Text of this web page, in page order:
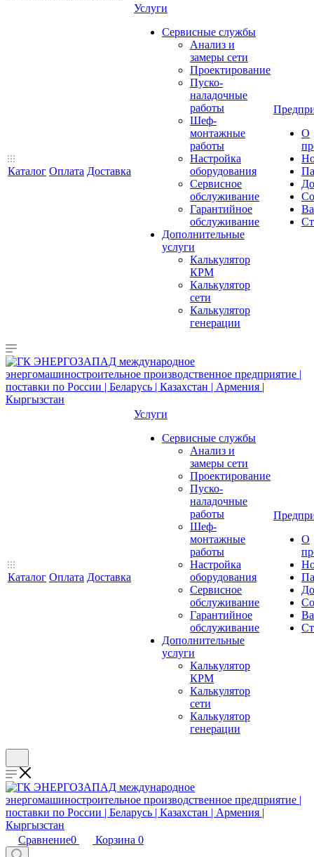
Каталог Оплата Доставка
Услуги
Сервисные службы
Анализ и
замеры сети
Проектирование
Пуско-
наладочные
работы
Шеф-
монтажные
работы
Настройка
оборудования
Сервисное
обслуживание
Гарантийное
обслуживание
Дополнительные
услуги
Калькулятор
КРМ
Калькулятор
сети
Калькулятор
генерации
О
Каталог Оплата Доставка
Услуги
Сервисные службы
Анализ и
замеры сети
Проектирование
Пуско-
наладочные
работы
Шеф-
монтажные
работы
Настройка
оборудования
Сервисное
обслуживание
Гарантийное
обслуживание
Дополнительные
услуги
Калькулятор
КРМ
Калькулятор
сети
Калькулятор
генерации
О
Сравнение0 Корзина 0